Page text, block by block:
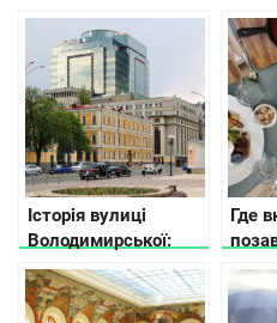
Історія вулиці
Володимирської:
місця та цікаві
факти
Где